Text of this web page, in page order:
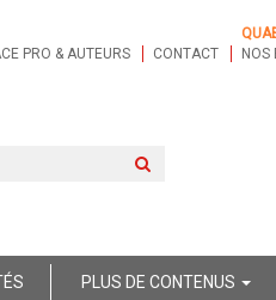
PRO & AUTEURS CONTACT
NOS
PLUS DE CONTENUS